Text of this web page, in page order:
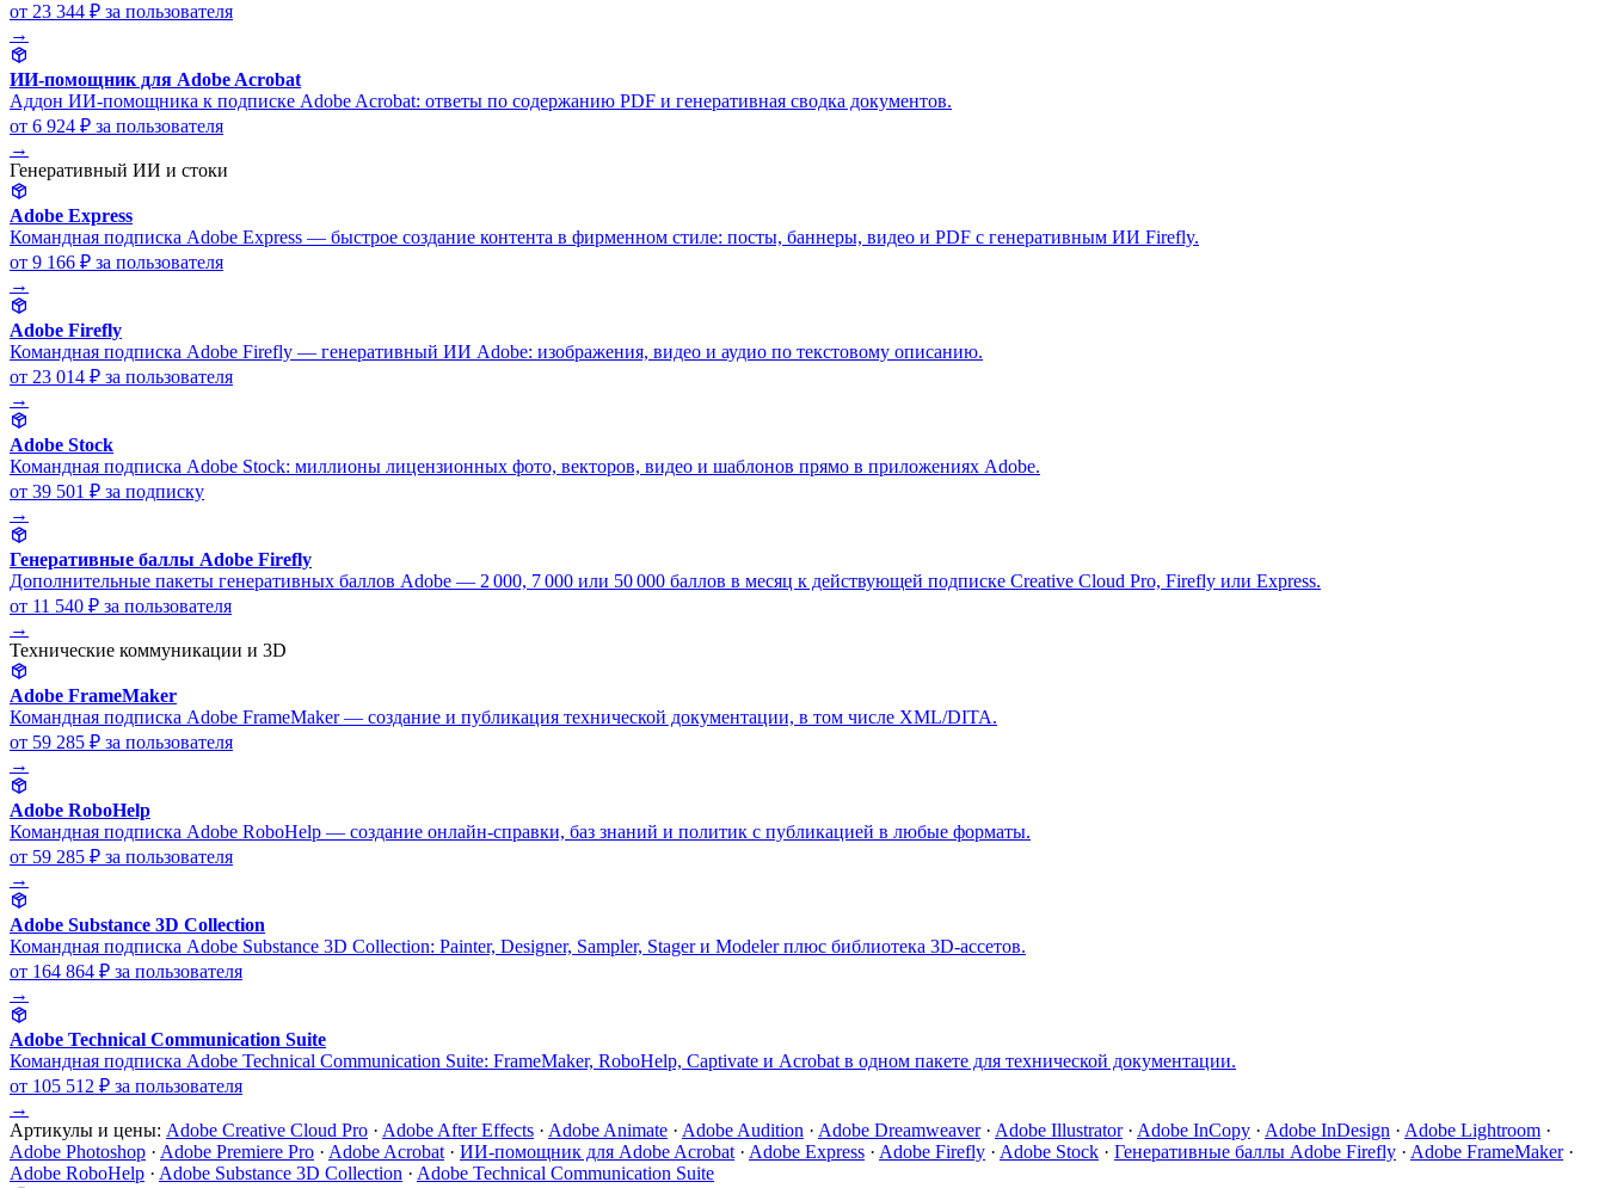
от 23 344 ₽ за пользователя
→
ИИ-помощник для Adobe Acrobat
Аддон ИИ-помощника к подписке Adobe Acrobat: ответы по содержанию PDF и генеративная сводка документов.
от 6 924 ₽ за пользователя
→
Генеративный ИИ и стоки
Adobe Express
Командная подписка Adobe Express — быстрое создание контента в фирменном стиле: посты, баннеры, видео и PDF с генеративным ИИ Firefly.
от 9 166 ₽ за пользователя
→
Adobe Firefly
Командная подписка Adobe Firefly — генеративный ИИ Adobe: изображения, видео и аудио по текстовому описанию.
от 23 014 ₽ за пользователя
→
Adobe Stock
Командная подписка Adobe Stock: миллионы лицензионных фото, векторов, видео и шаблонов прямо в приложениях Adobe.
от 39 501 ₽ за подписку
→
Генеративные баллы Adobe Firefly
Дополнительные пакеты генеративных баллов Adobe — 2 000, 7 000 или 50 000 баллов в месяц к действующей подписке Creative Cloud Pro, Firefly или Express.
от 11 540 ₽ за пользователя
→
Технические коммуникации и 3D
Adobe FrameMaker
Командная подписка Adobe FrameMaker — создание и публикация технической документации, в том числе XML/DITA.
от 59 285 ₽ за пользователя
→
Adobe RoboHelp
Командная подписка Adobe RoboHelp — создание онлайн-справки, баз знаний и политик с публикацией в любые форматы.
от 59 285 ₽ за пользователя
→
Adobe Substance 3D Collection
Командная подписка Adobe Substance 3D Collection: Painter, Designer, Sampler, Stager и Modeler плюс библиотека 3D-ассетов.
от 164 864 ₽ за пользователя
→
Adobe Technical Communication Suite
Командная подписка Adobe Technical Communication Suite: FrameMaker, RoboHelp, Captivate и Acrobat в одном пакете для технической документации.
от 105 512 ₽ за пользователя
→
Артикулы и цены: Adobe Creative Cloud Pro · Adobe After Effects · Adobe Animate · Adobe Audition · Adobe Dreamweaver· Adobe Illustrator· Adobe InCopy · Adobe InDesign · Adobe Lightroom ·
Adobe Photoshop · Adobe Premiere Pro · Adobe Acrobat · ИИ-помощник для Adobe Acrobat · Adobe Express · Adobe Firefly · Adobe Stock · Генеративные баллы Adobe Firefly · Adobe FrameMaker·
Adobe RoboHelp · Adobe Substance 3D Collection · Adobe Technical Communication Suite